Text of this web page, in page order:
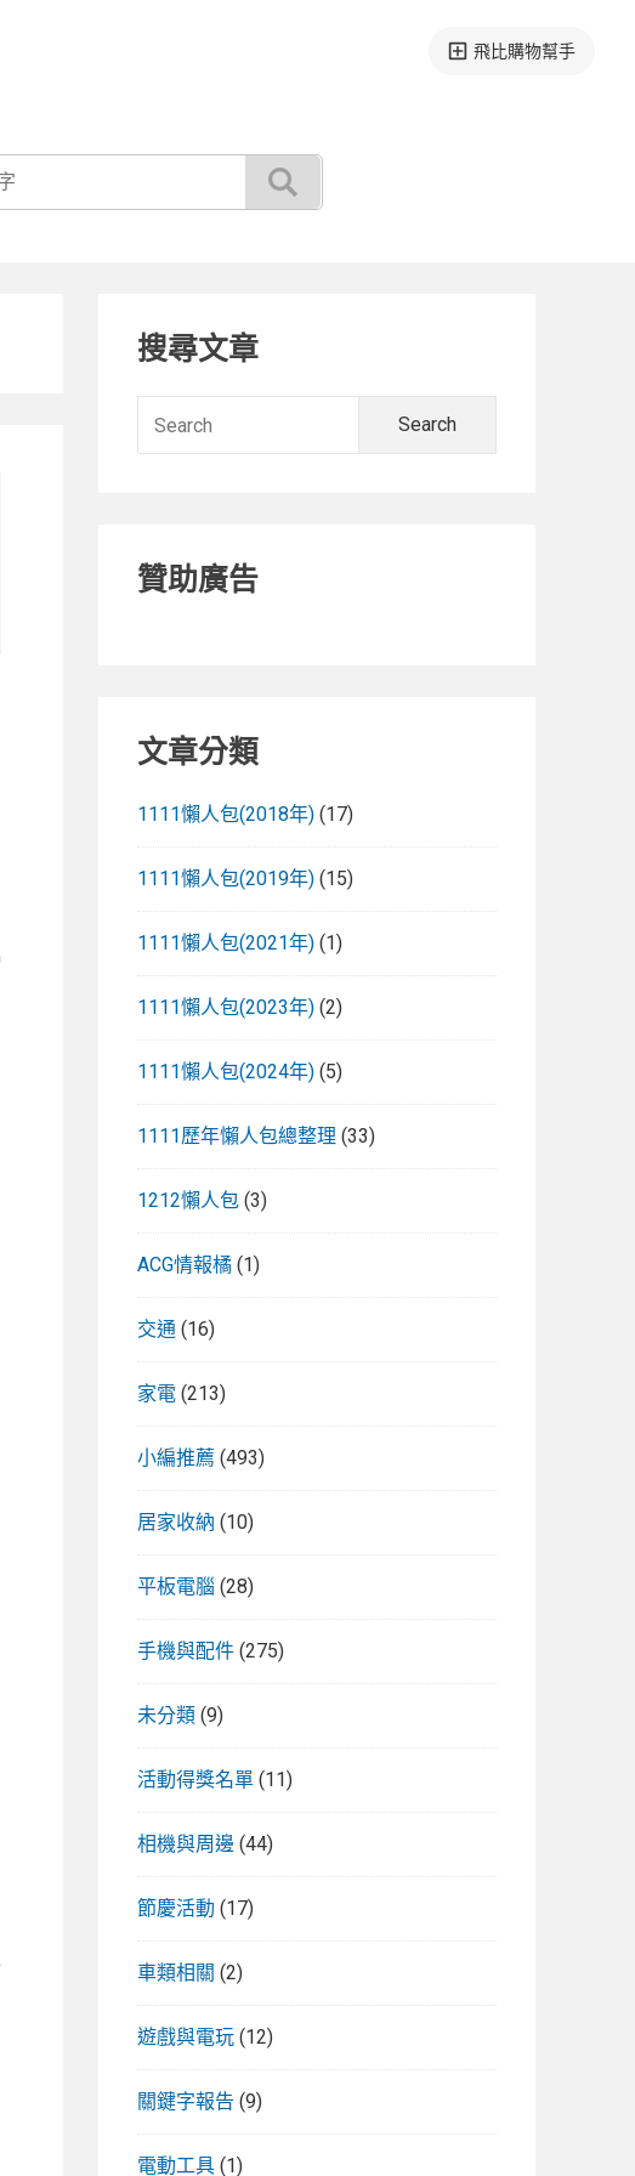
飛比購物幫手
Primary
Sidebar
搜尋文章
贊助廣告
文章分類
1111懶人包(2018年) (17)
1111懶人包(2019年) (15)
1111懶人包(2021年) (1)
1111懶人包(2023年) (2)
1111懶人包(2024年) (5)
1111歷年懶人包總整理 (33)
1212懶人包 (3)
ACG情報橘 (1)
交通 (16)
家電 (213)
小編推薦 (493)
居家收納 (10)
平板電腦 (28)
手機與配件 (275)
未分類 (9)
活動得獎名單 (11)
相機與周邊 (44)
節慶活動 (17)
車類相關 (2)
遊戲與電玩 (12)
關鍵字報告 (9)
電動工具 (1)